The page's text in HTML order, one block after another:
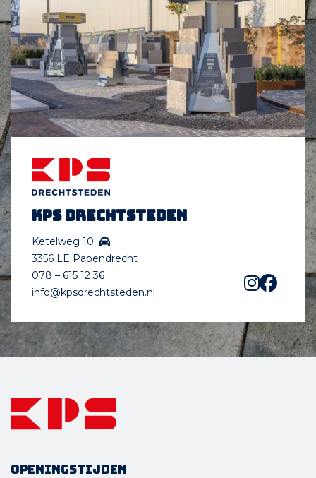
KPS Drechtsteden
Ketelweg 10
3356 LE Papendrecht
078 – 615 12 36
info@kpsdrechtsteden.nl
Openingstijden